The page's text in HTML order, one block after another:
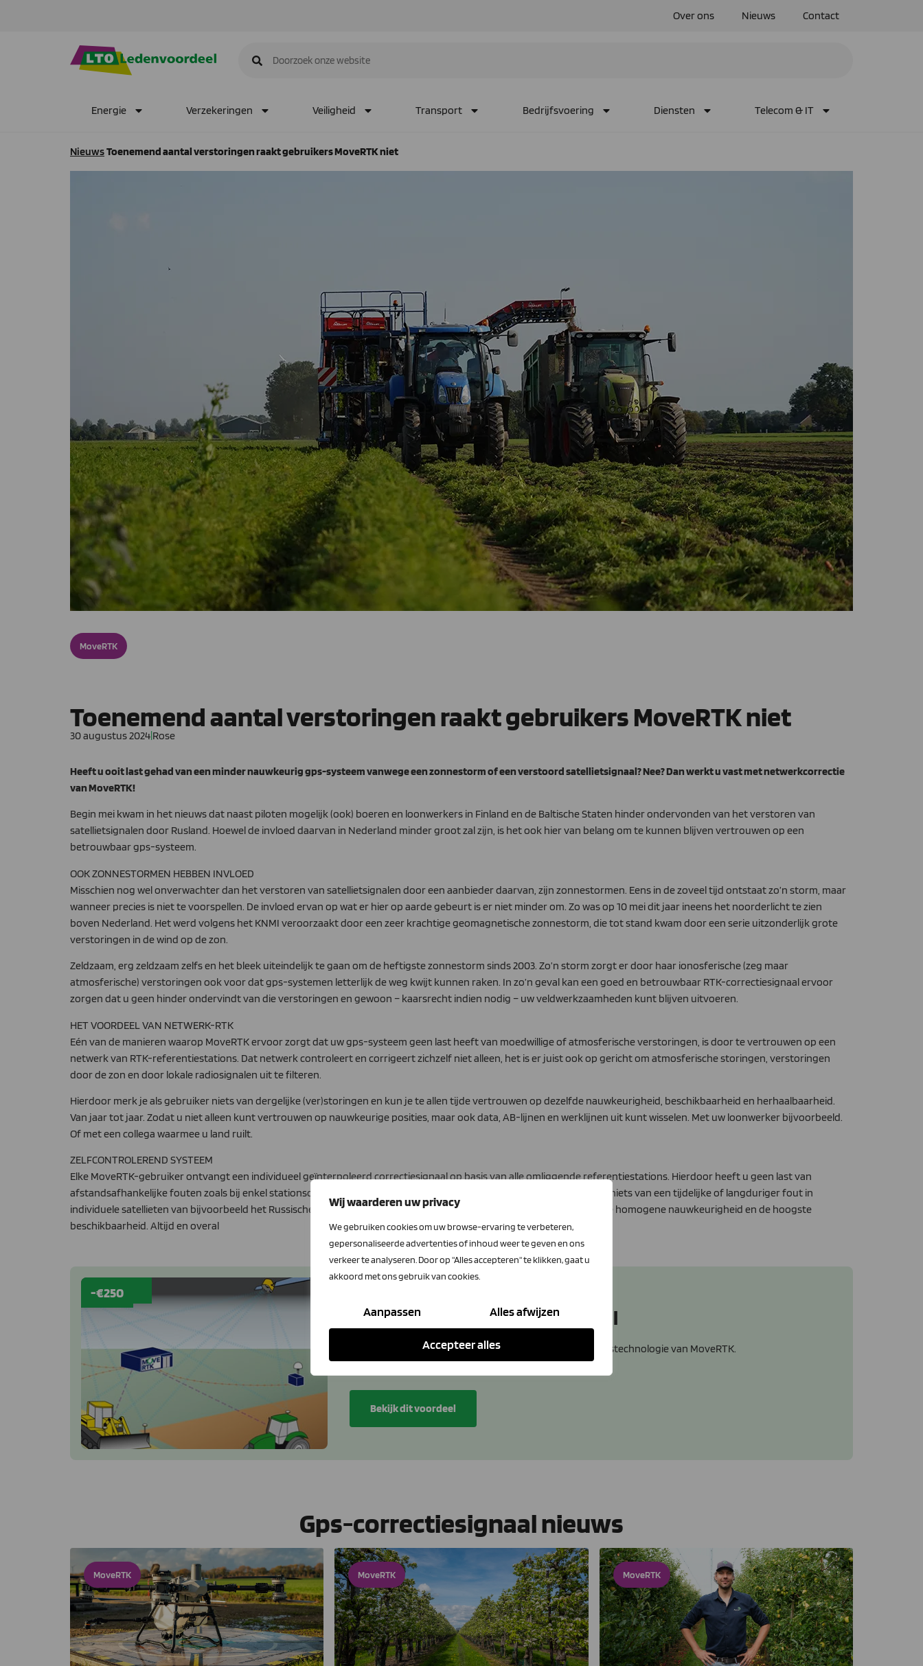
Wij waarderen uw privacy
We gebruiken cookies om uw browse-ervaring te verbeteren,
gepersonaliseerde advertenties of inhoud weer te geven en ons
verkeer te analyseren. Door op "Alles accepteren" te klikken, gaat u
akkoord met ons gebruik van cookies.
Aanpassen Alles afwijzen
Accepteer alles
Over ons Nieuws Contact
Energie Verzekeringen Veiligheid Transport Bedrijfsvoering Diensten Telecom & IT
NieuwsToenemend aantal verstoringen raakt gebruikers MoveRTK niet
MoveRTK
Toenemend aantal verstoringen raakt gebruikers MoveRTK niet
30 augustus 2024|Rose
Heeft u ooit last gehad van een minder nauwkeurig gps-systeem vanwege een zonnestorm of een verstoord satellietsignaal? Nee? Dan werkt u vast met netwerkcorrectie
van MoveRTK!
Begin mei kwam in het nieuws dat naast piloten mogelijk (ook) boeren en loonwerkers in Finland en de Baltische Staten hinder ondervonden van het verstoren van
satellietsignalen door Rusland. Hoewel de invloed daarvan in Nederland minder groot zal zijn, is het ook hier van belang om te kunnen blijven vertrouwen op een
betrouwbaar gps-systeem.
OOK ZONNESTORMEN HEBBEN INVLOED
Misschien nog wel onverwachter dan het verstoren van satellietsignalen door een aanbieder daarvan, zijn zonnestormen. Eens in de zoveel tijd ontstaat zo’n storm, maar
wanneer precies is niet te voorspellen. De invloed ervan op wat er hier op aarde gebeurt is er niet minder om. Zo was op 10 mei dit jaar ineens het noorderlicht te zien
boven Nederland. Het werd volgens het KNMI veroorzaakt door een zeer krachtige geomagnetische zonnestorm, die tot stand kwam door een serie uitzonderlijk grote
verstoringen in de wind op de zon.
Zeldzaam, erg zeldzaam zelfs en het bleek uiteindelijk te gaan om de heftigste zonnestorm sinds 2003. Zo’n storm zorgt er door haar ionosferische (zeg maar
atmosferische) verstoringen ook voor dat gps-systemen letterlijk de weg kwijt kunnen raken. In zo’n geval kan een goed en betrouwbaar RTK-correctiesignaal ervoor
zorgen dat u geen hinder ondervindt van die verstoringen en gewoon – kaarsrecht indien nodig – uw veldwerkzaamheden kunt blijven uitvoeren.
HET VOORDEEL VAN NETWERK-RTK
Eén van de manieren waarop MoveRTK ervoor zorgt dat uw gps-systeem geen last heeft van moedwillige of atmosferische verstoringen, is door te vertrouwen op een
netwerk van RTK-referentiestations. Dat netwerk controleert en corrigeert zichzelf niet alleen, het is er juist ook op gericht om atmosferische storingen, verstoringen
door de zon en door lokale radiosignalen uit te filteren.
Hierdoor merk je als gebruiker niets van dergelijke (ver)storingen en kun je te allen tijde vertrouwen op dezelfde nauwkeurigheid, beschikbaarheid en herhaalbaarheid.
Van jaar tot jaar. Zodat u niet alleen kunt vertrouwen op nauwkeurige posities, maar ook data, AB-lijnen en werklijnen uit kunt wisselen. Met uw loonwerker bijvoorbeeld.
Of met een collega waarmee u land ruilt.
ZELFCONTROLEREND SYSTEEM
Elke MoveRTK-gebruiker ontvangt een individueel geïnterpoleerd correctiesignaal op basis van alle omliggende referentiestations. Hierdoor heeft u geen last van
afstandsafhankelijke fouten zoals bij enkel stationsoplossingen. Én, u merkt dankzij het zelfcontrolerende vermogen niets van een tijdelijke of langduriger fout in
individuele satellieten van bijvoorbeeld het Russische GLONASS-satellietsysteem. Daarmee biedt MoveRTK de hoogste homogene nauwkeurigheid en de hoogste
beschikbaarheid. Altijd en overal
-€250
MoveRTK - GPS correctiesignaal
Leden krijgen 250,- korting per jaar op de plaatsbepalingstechnologie van MoveRTK.
Bekijk dit voordeel
Gps-correctiesignaal nieuws
MoveRTK MoveRTK MoveRTK